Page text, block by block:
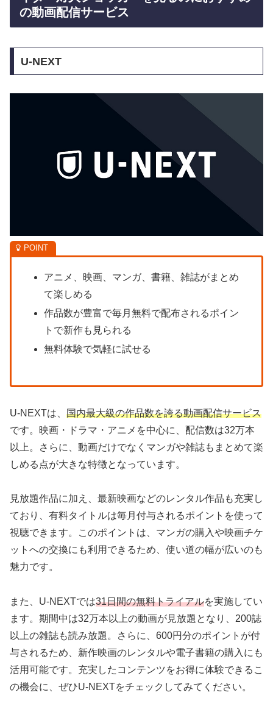
の動画配信サービス
U-NEXT
アニメ、映画、マンガ、書籍、雑誌がまとめ
て楽しめる
作品数が豊富で毎月無料で配布されるポイン
トで新作も見られる
無料体験で気軽に試せる
U-NEXTは、 国内最大級の作品数を誇る動画配信サービス
です。映画・ドラマ・アニメを中心に、配信数は32万本
以上。さらに、動画だけでなくマンガや雑誌もまとめて楽
しめる点が大きな特徴となっています。
見放題作品に加え、最新映画などのレンタル作品も充実し
ており、有料タイトルは毎月付与されるポイントを使って
視聴できます。このポイントは、マンガの購入や映画チケ
ットへの交換にも利用できるため、使い道の幅が広いのも
魅力です。
また、U-NEXTでは31日間の無料トライアルを実施してい
ます。期間中は32万本以上の動画が見放題となり、200誌
以上の雑誌も読み放題。さらに、600円分のポイントが付
与されるため、新作映画のレンタルや電子書籍の購入にも
活用可能です。充実したコンテンツをお得に体験できるこ
の機会に、ぜひU-NEXTをチェックしてみてください。